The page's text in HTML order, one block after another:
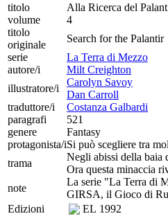
titolo
Alla Ricerca del
volume
4
titolo
originale
Search for the Palantir
serie
La Terra di Mezzo
autore/i
Milt Creighton
illustratore/i
Carolyn Savoy
Dan Carroll
traduttore/i
Costanza Galbardi
paragrafi
521
genere
Fantasy
protagonista/iSi può scegliere tra
trama
Negli abissi della baia
Ora questa minaccia
note
La serie "La Terra di
GIRSA, il Gioco di
Edizioni
EL 1992